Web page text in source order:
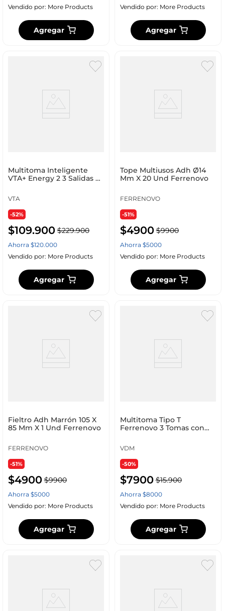
Vendido por: More Products
Agregar
Vendido por: More Products
Agregar
Multitoma Inteligente
VTA+ Energy 2 3 Salidas 2
VTA
-52%
$109.900 $229.900
Ahorra $120.000
Vendido por: More Products
Agregar
Tope Multiusos Adh Ø14
Mm X 20 Und Ferrenovo
FERRENOVO
-51%
$4900 $9900
Ahorra $5000
Vendido por: More Products
Agregar
Fieltro Adh Marrón 105 X
85 Mm X 1 Und Ferrenovo
FERRENOVO
-51%
$4900 $9900
Ahorra $5000
Vendido por: More Products
Agregar
Multitoma Tipo T
Ferrenovo 3 Tomas con
VDM
-50%
$7900 $15.900
Ahorra $8000
Vendido por: More Products
Agregar